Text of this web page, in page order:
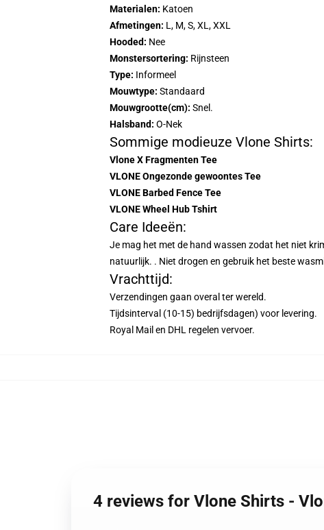
Materialen: Katoen
Afmetingen: L, M, S, XL, XXL
Hooded: Nee
Monstersortering: Rijnsteen
Type: Informeel
Mouwtype: Standaard
Mouwgrootte(cm): Snel.
Halsband: O-Nek
Sommige modieuze Vlone Shirts:
Vlone X Fragmenten Tee
VLONE Ongezonde gewoontes Tee
VLONE Barbed Fence Tee
VLONE Wheel Hub Tshirt
Care Ideeën:
Je mag het met de hand wassen zodat het niet
natuurlijk. . Niet drogen en gebruik het beste
Vrachttijd:
Verzendingen gaan overal ter wereld.
Tijdsinterval (10-15) bedrijfsdagen) voor levering.
Royal Mail en DHL regelen vervoer.
4 reviews for Vlone Shirts -